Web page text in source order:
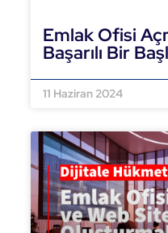
Emlak Ofisi
Başarılı Bir
11 Haziran 2024